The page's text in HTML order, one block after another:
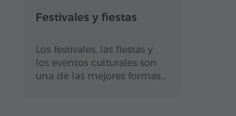
Festivales y fiestas
Los festivales, las fiestas y
los eventos culturales son
una de las mejores formas…